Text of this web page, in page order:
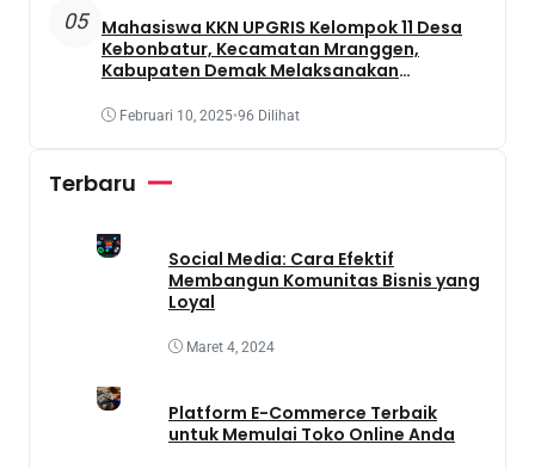
05
Mahasiswa KKN UPGRIS Kelompok 11 Desa
Kebonbatur, Kecamatan Mranggen,
Kabupaten Demak Melaksanakan
Memanfaatkan Lahan Yang Terbengkalai
Februari 10, 2025•96 Dilihat
Terbaru
Social Media: Cara Efektif
Membangun Komunitas Bisnis yang
Loyal
Maret 4, 2024
Platform E-Commerce Terbaik
untuk Memulai Toko Online Anda